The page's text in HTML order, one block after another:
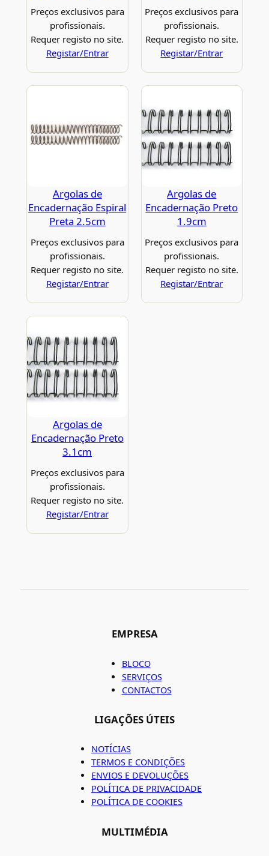
Preços exclusivos para
profissionais.
Requer registo no site.
Registar/Entrar
Preços exclusivos para
profissionais.
Requer registo no site.
Registar/Entrar
Argolas de
Encadernação Espiral
Preta 2.5cm
Preços exclusivos para
profissionais.
Requer registo no site.
Registar/Entrar
Argolas de
Encadernação Preto
1.9cm
Preços exclusivos para
profissionais.
Requer registo no site.
Registar/Entrar
Argolas de
Encadernação Preto
3.1cm
Preços exclusivos para
profissionais.
Requer registo no site.
Registar/Entrar
EMPRESA
BLOCO
SERVIÇOS
CONTACTOS
LIGAÇÕES ÚTEIS
NOTÍCIAS
TERMOS E CONDIÇÕES
ENVIOS E DEVOLUÇÕES
POLÍTICA DE PRIVACIDADE
POLÍTICA DE COOKIES
MULTIMÉDIA